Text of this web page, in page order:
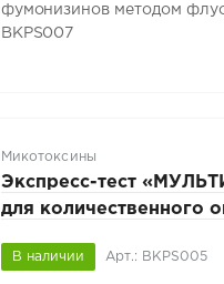
фумонизинов методом
BKPS007
Микотоксины
Экспресс-тест
для количественного
2026, 50 тестов, арт.
В наличии Арт.: BKPS005